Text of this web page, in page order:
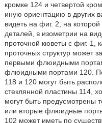
кромке 124 и четвертой
иную ориентацию в других
видеть на фиг. 2, на
деталей, в изометрии на
проточной кюветы с фиг.
проточных структур может
первыми флюидными
флюидными портами 120.
118 и 120 могут быть
стеклянной пластины 114,
могут быть предусмотрены
или вторые флюидные
102 может иметь по